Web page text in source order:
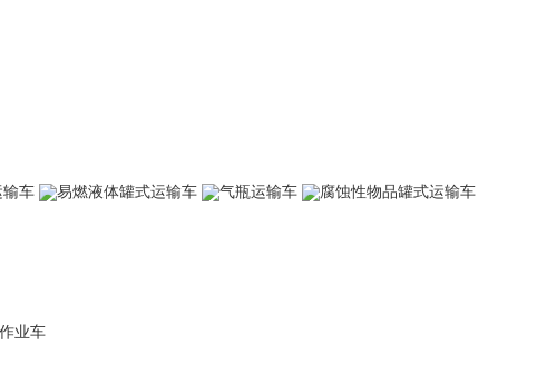
车 易燃液体罐式运输车 气瓶运输车
腐蚀性物品罐式运输车
业车